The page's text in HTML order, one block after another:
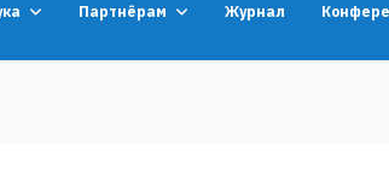
Партнёрам Журнал